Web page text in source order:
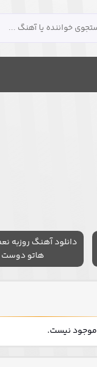
دانلود آهنگ روزبه
هاتو دوست
نیست.